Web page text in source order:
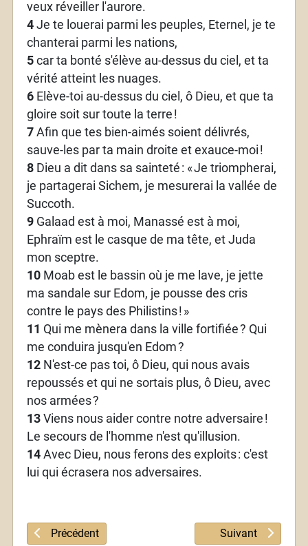
veux réveiller l'aurore.
4Je te louerai parmi les peuples, Eternel, je te
chanterai parmi les nations,
5car ta bonté s'élève au-dessus du ciel, et ta
vérité atteint les nuages.
6Elève-toi au-dessus du ciel, ô Dieu, et que ta
gloire soit sur toute la terre !
7Afin que tes bien-aimés soient délivrés,
sauve-les par ta main droite et exauce-moi !
8Dieu a dit dans sa sainteté : «Je triompherai,
je partagerai Sichem, je mesurerai la vallée de
Succoth.
9Galaad est à moi, Manassé est à moi,
Ephraïm est le casque de ma tête, et Juda
mon sceptre.
10Moab est le bassin où je me lave, je jette
ma sandale sur Edom, je pousse des cris
contre le pays des Philistins! »
11 Qui me mènera dans la ville fortifiée? Qui
me conduira jusqu'en Edom?
12N'est-ce pas toi, ô Dieu, qui nous avais
repoussés et qui ne sortais plus, ô Dieu, avec
nos armées?
13Viens nous aider contre notre adversaire !
Le secours de l'homme n'est qu'illusion.
14Avec Dieu, nous ferons des exploits: c'est
lui qui écrasera nos adversaires.
Article précédent : Psaume 107
Précédent Article suivant :
Suivant